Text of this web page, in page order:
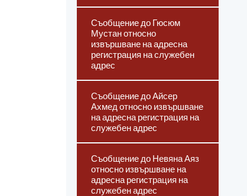
Съобщение до Гюсюм
Мустан относно
извършване на адресна
регистрация на служебен
адрес
Съобщение до Айсер
Ахмед относно извършване
на адресна регистрация на
служебен адрес
Съобщение до Невяна Аяз
относно извършване на
адресна регистрация на
служебен адрес